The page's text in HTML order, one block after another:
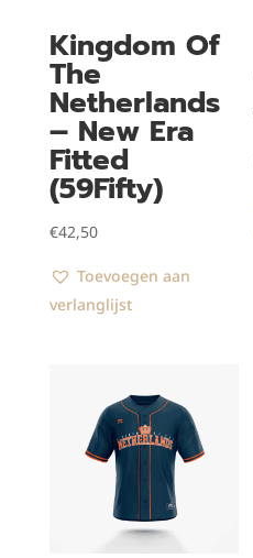
Kingdom Of
The
Netherlands
– New Era
Fitted
(59Fifty)
€42,50
Toevoegen aan
verlanglijst